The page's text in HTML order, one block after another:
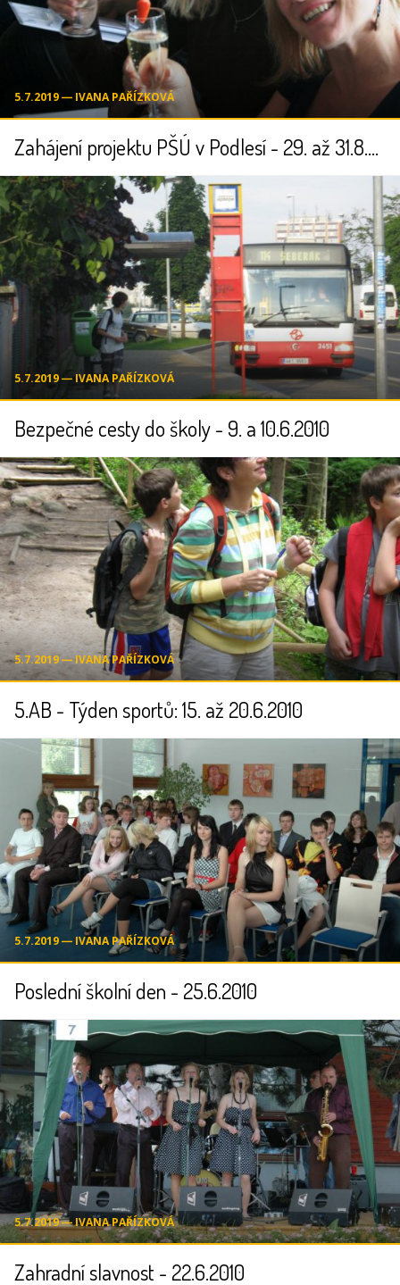
5.7.2019 ― IVANA PAŘÍZKOVÁ
Zahájení projektu PŠÚ v Podlesí - 29. až 31.8.2010
5.7.2019 ― IVANA PAŘÍZKOVÁ
Bezpečné cesty do školy - 9. a 10.6.2010
5.7.2019 ― IVANA PAŘÍZKOVÁ
5.AB - Týden sportů: 15. až 20.6.2010
5.7.2019 ― IVANA PAŘÍZKOVÁ
Poslední školní den - 25.6.2010
5.7.2019 ― IVANA PAŘÍZKOVÁ
Zahradní slavnost - 22.6.2010